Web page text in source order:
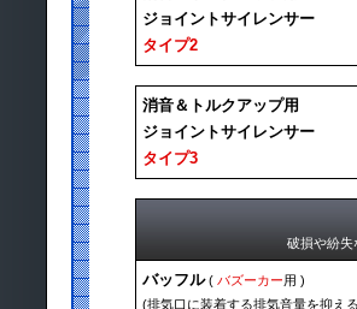
ジョイントサイレンサー
タイプ2
消音＆トルクアップ用
ジョイントサイレンサー
タイプ3
破損や紛失
バッフル( バズーカー用 )
(排気口に装着する排気音量を抑え